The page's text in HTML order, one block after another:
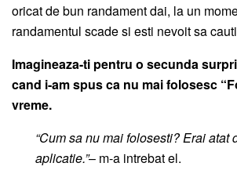
oricat de bun randament dai, la un
randamentul scade si esti nevoit sa cauti
Imagineaza-ti pentru o secunda
cand i-am spus ca nu mai folosesc
vreme.
“Cum sa nu mai folosesti? Erai atat
aplicatie.”– m-a intrebat el.